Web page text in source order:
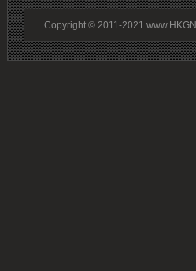
Copyright © 2011-2021